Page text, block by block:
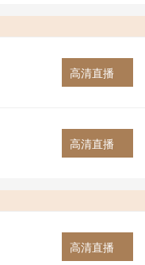
高清直播
高清直播
高清直播